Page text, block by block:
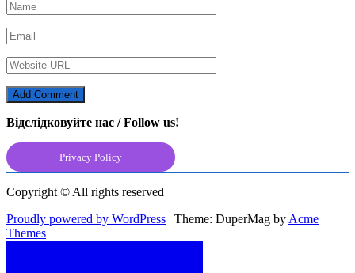
Відслідковуйте нас / Follow us!
Privacy Policy
Copyright © All rights reserved
Proudly powered by WordPress | Theme: DuperMag by Acme
Themes